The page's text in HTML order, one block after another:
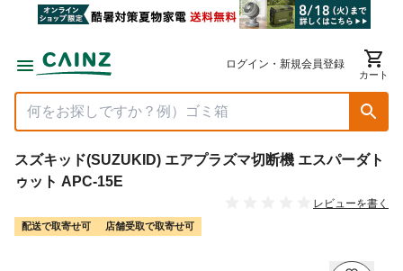
ログイン・新規会員登録
カート
スズキッド(SUZUKID) エアプラズマ切断機 エスパーダト
ゥット APC-15E
レビューを書く
配送で取寄せ可 店舗受取で取寄せ可